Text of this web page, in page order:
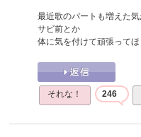
最近歌のパートも増えた気
サビ前とか
体に気を付けて頑張ってほ
それな！ 246